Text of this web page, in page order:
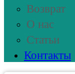
Возврат
О нас
Статьи
Контакты